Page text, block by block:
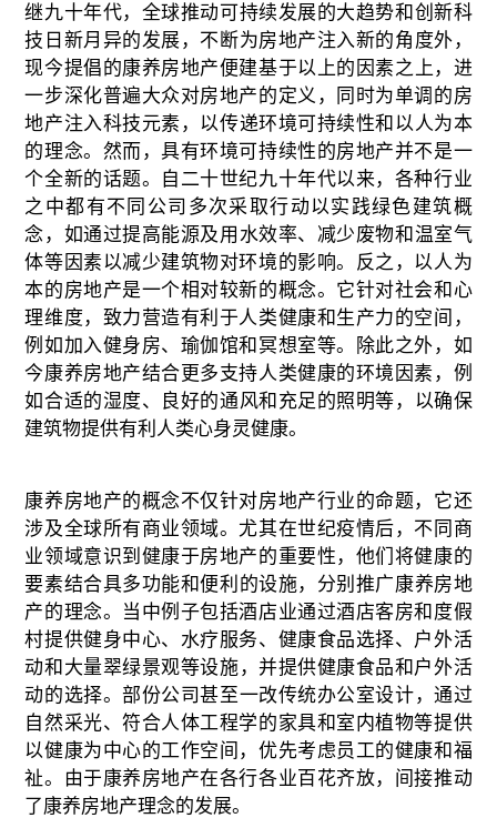
继九十年代， 全球推动可持续发展的大趋势和创新科
技日新月异的发展 ，不断为房地产注入新的角度外 ，
现今提倡的康养房地产便建基于以上的 因 素之上， 进
一步深化普遍大众对房地产的定义，同时为单调的房
地产注入科技元素， 以传递环境可持续性和以人为本
的理念。然而，具有环境可持续性的房地产并不是一
个全新的话题。自二十世纪九十年代以来，各种行业
之中都有不同公司多次采取行动以实践绿色建筑概
念， 如通过提高能源及用水效率、减少废物和温室气
体等因素以减少建筑物对环境的影响。反之，以人为
本的房地产是一个相对较新的概念。它针对社会和心
理维度，致力营造有利于人类健康和生产力的空间，
例如加入健身房、瑜伽馆和冥想室等。除此之外，如
今康养房地产结合更多支持人类健康的环境因素，例
如合适的湿度、
良好的通风和 充足的照明等，以确保
建筑物提供有利人类心身灵健康。
康养房地产的概念不仅针对房地产行业的命题，它还
涉及全球所有商业领域。尤其在世纪疫情后，不同商
业领域意识到健康于房地产的重要性，他们将健康的
要素结合具多功能和便利 的设施，分别推广康养房地
产的理念。当中例子包括酒店业通过酒店客房和度假
村提供健身中心、水疗服务、健康食品选择、户外活
动和大量翠绿景观等设施 ，并提供健康食品和户外活
动的选择。部份公司甚至一改传统办公室设计 ，通过
自然采光、符合人体工程学的家具和室内植物等提供
以健康为中心的工作空间，优先考虑员工的健康和福
祉。由于康养房地产在各行各业百花齐放，间接推动
了康养房地产理念的发展。